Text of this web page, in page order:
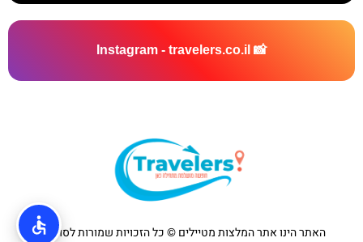
📸 Instagram - travelers.co.il
האתר הינו אתר המלצות מטיילים © כל הזכויות שמורות לסוכנות